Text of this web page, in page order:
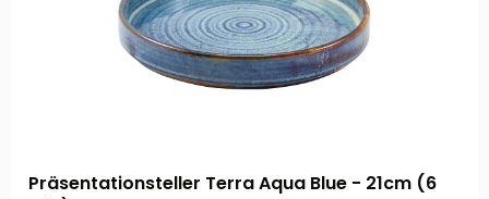
Präsentationsteller Terra Aqua Blue - 21cm (6